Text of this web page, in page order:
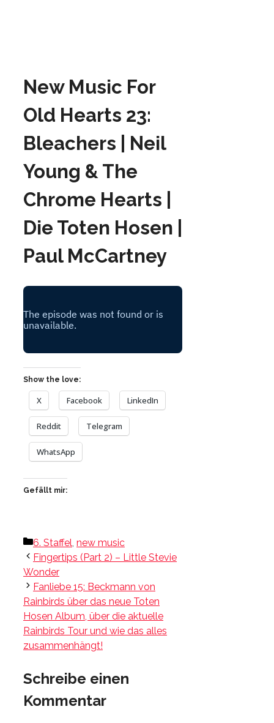
New Music For
Old Hearts 23:
Bleachers | Neil
Young & The
Chrome Hearts |
Die Toten Hosen |
Paul McCartney
Show the love:
X Facebook LinkedIn
Reddit Telegram
WhatsApp
Gefällt mir:
Kategorien
6. Staffel, new music
Fingertips (Part 2) – Little Stevie
Wonder
Fanliebe 15: Beckmann von
Rainbirds über das neue Toten
Hosen Album, über die aktuelle
Rainbirds Tour und wie das alles
zusammenhängt!
Schreibe einen
Kommentar